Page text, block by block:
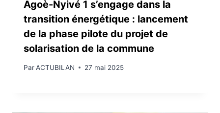
Agoè-Nyivé 1 s’engage dans la
transition énergétique : lancement
de la phase pilote du projet de
solarisation de la commune
ParACTUBILAN 27 mai 2025